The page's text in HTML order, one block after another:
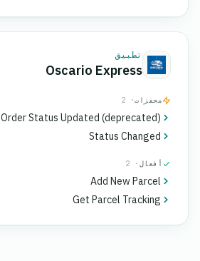
تطبيق
Oscario Express
محفزات· 2
Order Status Updated (deprecated)
Status Changed
أفعال · 2
Add New Parcel
Get Parcel Tracking